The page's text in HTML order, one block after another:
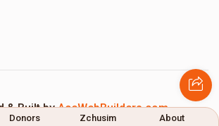
& Built byAceWebBuilders.com
Donors Zchusim About